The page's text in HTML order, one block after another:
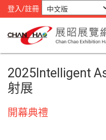
登入/註冊
2025Intelligent
射展
開幕典禮